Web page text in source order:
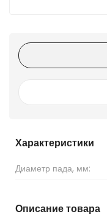
Характеристики
Диаметр пада, мм:
Описание товара